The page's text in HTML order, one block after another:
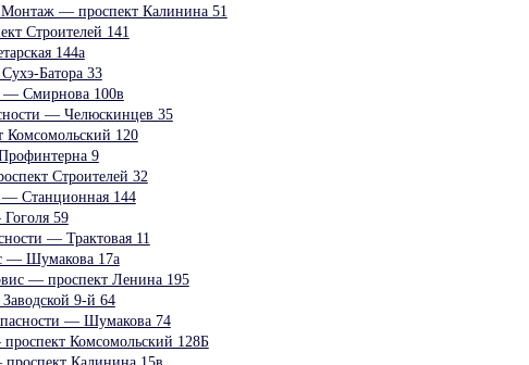
— проспект Калинина 51
Строителей 141
144а
Батора 33
— Смирнова 100в
— Челюскинцев 35
120
9
Строителей 32
— Станционная 144
59
— Трактовая 11
— Шумакова 17а
— проспект Ленина 195
9-й 64
— Шумакова 74
Комсомольский 128Б
Калинина 15в